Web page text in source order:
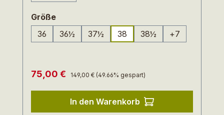
Größeauswählen
36
(Diese Option ist zurzeit nicht verfügbar.)
36½
(Diese Option ist zurzeit nicht verfügbar.)
37½
(Diese Option ist zurzeit nicht
38 38½
(Diese Option ist
+7
Verkaufspreis:
75,00 € Regulärer Preis:
149,00 € (49.66% gespart)
In den Warenkorb